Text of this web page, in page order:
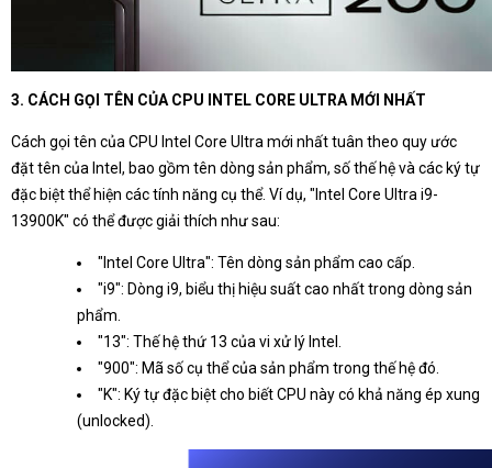
3. CÁCH GỌI TÊN CỦA CPU INTEL CORE ULTRA MỚI NHẤT
Cách gọi tên của CPU Intel Core Ultra mới nhất tuân theo quy ước
đặt tên của Intel, bao gồm tên dòng sản phẩm, số thế hệ và các ký tự
đặc biệt thể hiện các tính năng cụ thể. Ví dụ, "Intel Core Ultra i9-
13900K" có thể được giải thích như sau:
"Intel Core Ultra": Tên dòng sản phẩm cao cấp.
"i9": Dòng i9, biểu thị hiệu suất cao nhất trong dòng sản
phẩm.
"13": Thế hệ thứ 13 của vi xử lý Intel.
"900": Mã số cụ thể của sản phẩm trong thế hệ đó.
"K": Ký tự đặc biệt cho biết CPU này có khả năng ép xung
(unlocked).